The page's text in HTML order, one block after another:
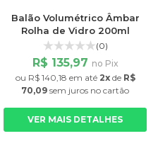
Balão Volumétrico Âmbar
Rolha de Vidro 200ml
(0)
R$ 135,97 no Pix
ou R$ 140,18 em até 2xde R$
70,09 sem juros no cartão
VER MAIS DETALHES